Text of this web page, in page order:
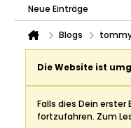
Neue Einträge
Blogs
Die Website ist
Falls dies Dein
fortzufahren. Zum